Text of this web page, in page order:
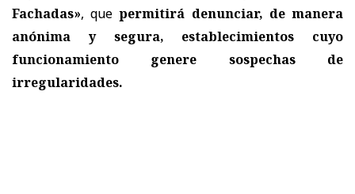
Fachadas», quepermitirá denunciar, de manera
anónima y segura, establecimientos cuyo
funcionamiento genere sospechas de
irregularidades.